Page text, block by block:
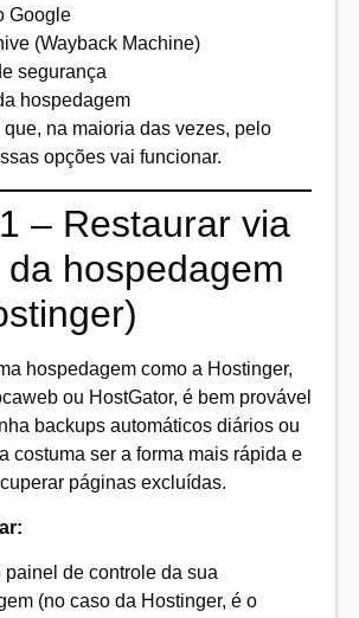
Google
(Wayback Machine)
segurança
hospedagem
na maioria das vezes, pelo
opções vai funcionar.
– Restaurar via
hospedagem
hospedagem como a Hostinger,
ou HostGator, é bem provável
backups automáticos diários ou
costuma ser a forma mais rápida e
páginas excluídas.
painel de controle da sua
(no caso da Hostinger, é o